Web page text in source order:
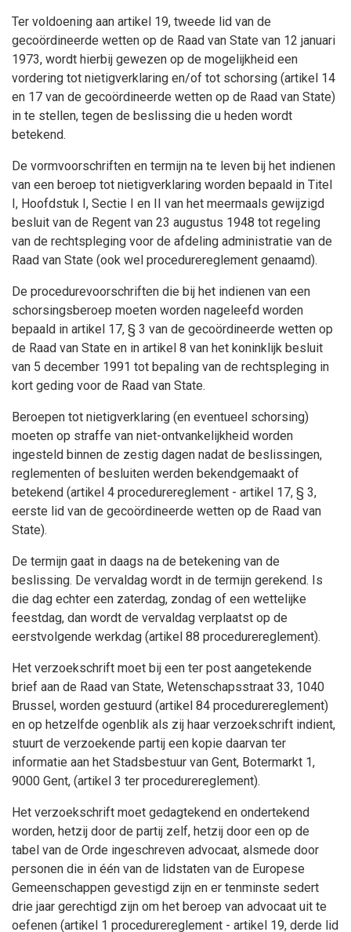
Ter voldoening aan artikel 19, tweede lid van de
gecoördineerde wetten op de Raad van State van 12 januari
1973, wordt hierbij gewezen op de mogelijkheid een
vordering tot nietigverklaring en/of tot schorsing (artikel 14
en 17 van de gecoördineerde wetten op de Raad van State)
in te stellen, tegen de beslissing die u heden wordt
betekend.
De vormvoorschriften en termijn na te leven bij het indienen
van een beroep tot nietigverklaring worden bepaald in Titel
I, Hoofdstuk I, Sectie I en II van het meermaals gewijzigd
besluit van de Regent van 23 augustus 1948 tot regeling
van de rechtspleging voor de afdeling administratie van de
Raad van State (ook wel procedurereglement genaamd).
De procedurevoorschriften die bij het indienen van een
schorsingsberoep moeten worden nageleefd worden
bepaald in artikel 17, § 3 van de gecoördineerde wetten op
de Raad van State en in artikel 8 van het koninklijk besluit
van 5 december 1991 tot bepaling van de rechtspleging in
kort geding voor de Raad van State.
Beroepen tot nietigverklaring (en eventueel schorsing)
moeten op straffe van niet-ontvankelijkheid worden
ingesteld binnen de zestig dagen nadat de beslissingen,
reglementen of besluiten werden bekendgemaakt of
betekend (artikel 4 procedurereglement - artikel 17, § 3,
eerste lid van de gecoördineerde wetten op de Raad van
State).
De termijn gaat in daags na de betekening van de
beslissing. De vervaldag wordt in de termijn gerekend. Is
die dag echter een zaterdag, zondag of een wettelijke
feestdag, dan wordt de vervaldag verplaatst op de
eerstvolgende werkdag (artikel 88 procedurereglement).
Het verzoekschrift moet bij een ter post aangetekende
brief aan de Raad van State, Wetenschapsstraat 33, 1040
Brussel, worden gestuurd (artikel 84 procedurereglement)
en op hetzelfde ogenblik als zij haar verzoekschrift indient,
stuurt de verzoekende partij een kopie daarvan ter
informatie aan het Stadsbestuur van Gent, Botermarkt 1,
9000 Gent, (artikel 3 ter procedurereglement).
Het verzoekschrift moet gedagtekend en ondertekend
worden, hetzij door de partij zelf, hetzij door een op de
tabel van de Orde ingeschreven advocaat, alsmede door
personen die in één van de lidstaten van de Europese
Gemeenschappen gevestigd zijn en er tenminste sedert
drie jaar gerechtigd zijn om het beroep van advocaat uit te
oefenen (artikel 1 procedurereglement - artikel 19, derde lid